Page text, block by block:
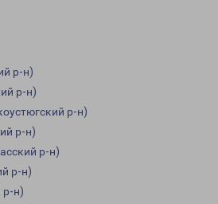
р-н)
р-н)
р-н)
р-н)
р-н)
р-н)
р-н)